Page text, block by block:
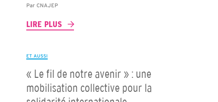
Par CNAJEP
LIRE PLUS
ET AUSSI
« Le fil de notre avenir » : une
mobilisation collective pour la